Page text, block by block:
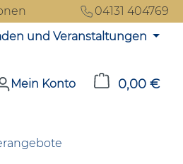
04131 404769
und Veranstaltungen
0 Produkte auf dem
Mein Konto 0,00 €